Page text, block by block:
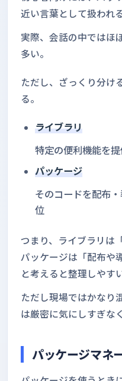
近い言葉として扱われ
実際、会話の中ではほ
多い。
ただし、ざっくり分け
る。
ライブラリ
特定の便利機能を
パッケージ
そのコードを配布
位
つまり、ライブラリは
パッケージは「配布や
と考えると整理しやすい
ただし現場ではかなり
は厳密に気にしすぎな
パッケージマネ